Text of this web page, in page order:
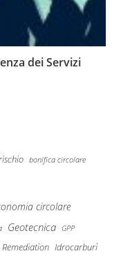
dei Servizi
bonifica circolare
circolare
Geotecnica GPP
Remediation Idrocarburi